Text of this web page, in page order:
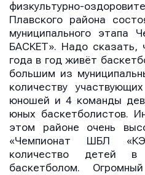
физкультурно-
Плавского района
муниципального этапа
БАСКЕТ». Надо сказать,
года в год живёт
большим из
количеству
юношей и 4 команды
юных баскетболистов.
этом районе очень
«Чемпионат ШБЛ
количество детей в
баскетболом.